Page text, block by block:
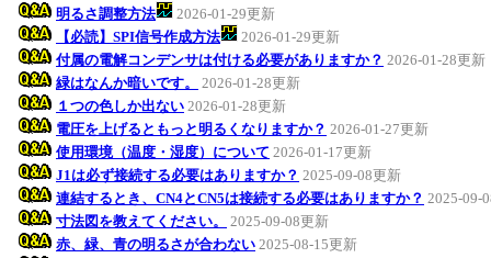
明るさ調整方法
2026-01-29更新
【必読】SPI信号作成方法
2026-01-29更新
付属の電解コンデンサは付ける必要がありますか？ 2026-01-28更新
緑はなんか暗いです。
2026-01-28更新
１つの色しか出ない 2026-01-28更新
電圧を上げるともっと明るくなりますか？ 2026-01-27更新
使用環境（温度・湿度）について 2026-01-17更新
J1は必ず接続する必要はありますか？ 2025-09-08更新
連結するとき、CN4とCN5は接続する必要はありますか？ 2025-09-
寸法図を教えてください。
2025-09-08更新
赤、緑、青の明るさが合わない 2025-08-15更新